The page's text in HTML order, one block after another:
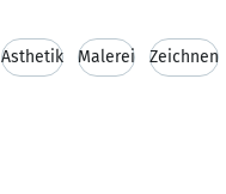
Ästhetik Malerei Zeichnen